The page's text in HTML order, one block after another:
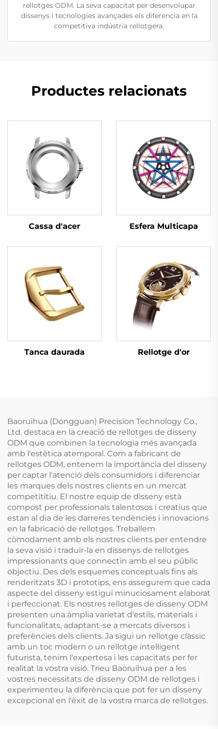
rellotges ODM. La seva capacitat per desenvolupar
dissenys i tecnologies avançades els diferencia en la
competitiva indústria rellotgera.
Productes relacionats
Cassa d'acer Esfera Multicapa
Tanca daurada Rellotge d'or
Baoruihua (Dongguan) Precision Technology Co.,
Ltd. destaca en la creació de rellotges de disseny
ODM que combinen la tecnologia més avançada
amb l'estètica atemporal. Com a fabricant de
rellotges ODM, entenem la importància del disseny
per captar l'atenció dels consumidors i diferenciar
les marques dels nostres clients en un mercat
competititiu. El nostre equip de disseny està
compost per professionals talentosos i creatius que
estan al dia de les darreres tendències i innovacions
en la fabricació de rellotges. Treballem
còmodament amb els nostres clients per entendre
la seva visió i traduir-la en dissenys de rellotges
impressionants que connectin amb el seu públic
objectiu. Des dels esquemes conceptuals fins als
renderitzats 3D i prototips, ens assegurem que cada
aspecte del disseny estigui minuciosament elaborat
i perfeccionat. Els nostres rellotges de disseny ODM
presenten una àmplia varietat d'estils, materials i
funcionalitats, adaptant-se a mercats diversos i
preferències dels clients. Ja sigui un rellotge clàssic
amb un toc modern o un rellotge intel·ligent
futurista, tenim l'expertesa i les capacitats per fer
realitat la vostra visió. Trieu Baoruihua per a les
vostres necessitats de disseny ODM de rellotges i
experimenteu la diferència que pot fer un disseny
excepcional en l'èxit de la vostra marca de rellotges.